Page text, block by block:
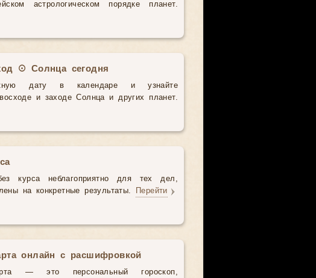
астрологическом порядке планет.
☉ Солнца сегодня
дату в календаре и узнайте
и заходе Солнца и других планет.
курса неблагоприятно для тех дел,
на конкретные результаты. Перейти
онлайн с расшифровкой
— это персональный гороскоп,